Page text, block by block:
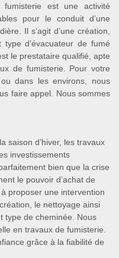
est une activité
pour le conduit d’une
Il s’agit d’une création,
d’évacuateur de fumé
le prestataire qualifié, apte
de fumisterie. Pour votre
dans les environs, nous
faire appel. Nous sommes
saison d’hiver, les travaux
investissements
bien que la crise
le pouvoir d’achat de
proposer une intervention
le nettoyage ainsi
type de cheminée. Nous
en travaux de fumisterie.
grâce à la fiabilité de